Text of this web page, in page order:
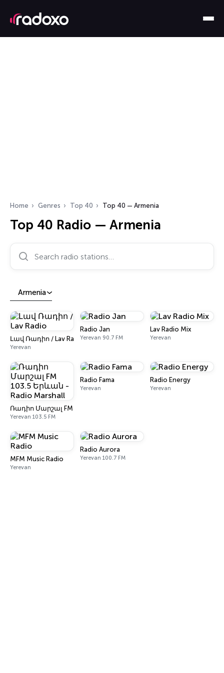
Home Genres Top 40 Top 40 — Armenia
Top 40 Radio — Armenia
Search radio stations…
Armenia
Լավ Ռադիո / Lav Radio
Yerevan
Radio Jan
Yerevan 90.7 FM
Lav Radio Mix
Yerevan
Ռադիո Մարշալ FM 103.5 Երևան - Radio Marshall
Yerevan 103.5 FM
Radio Fama
Yerevan
Radio Energy
Yerevan
MFM Music Radio
Yerevan
Radio Aurora
Yerevan 100.7 FM